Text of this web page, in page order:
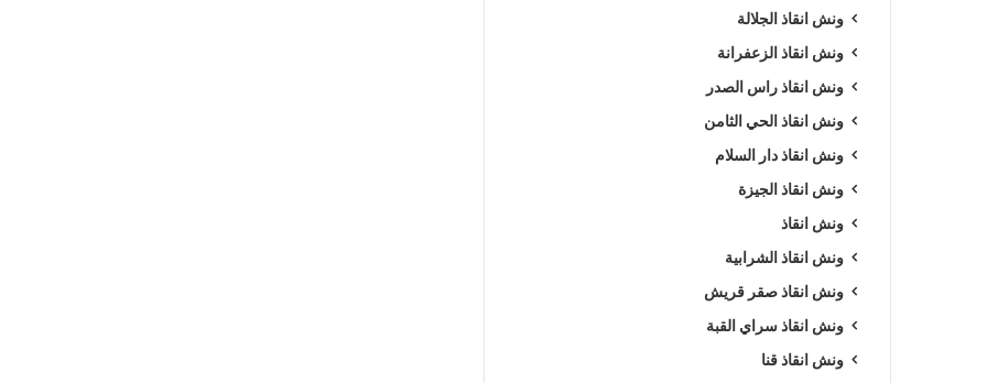
ونش انقاذ الجلالة
ونش انقاذ الزعفرانة
ونش انقاذ راس الصدر
ونش انقاذ الحي الثامن
ونش انقاذ دار السلام
ونش انقاذ الجيزة
ونش انقاذ
ونش انقاذ الشرابية
ونش انقاذ صقر قريش
ونش انقاذ سراي القبة
ونش انقاذ قنا